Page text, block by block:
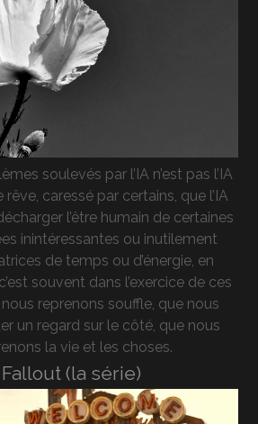
soulevés par l’IA n’est pas l’IA
rêve, caressé par certains, que l’IA
l’être humain de certaines
inintéressantes ou inutilement
de temps ou d’énergie, en
souvent dans l’exercice de ces
reprenons souffle, que nous
un regard sur le côté, que nous
la vie et les choses.
Fallout (la série)